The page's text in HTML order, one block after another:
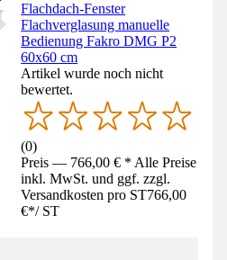
Flachdach-Fenster
Flachverglasung manuelle
Bedienung Fakro DMG P2
60x60 cm
Artikel wurde noch nicht
bewertet.
(0)
Preis — 766,00 € * Alle Preise
inkl. MwSt. und ggf. zzgl.
Versandkosten pro ST766,00
€*/ ST